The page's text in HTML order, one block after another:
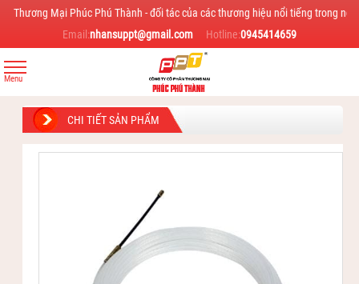
Mại Phúc Phú Thành - đối tác của các thương hiệu nổi tiếng trong ngành
Email:nhansuppt@gmail.com Hotline:0945414659
CHI TIẾT SẢN PHẨM